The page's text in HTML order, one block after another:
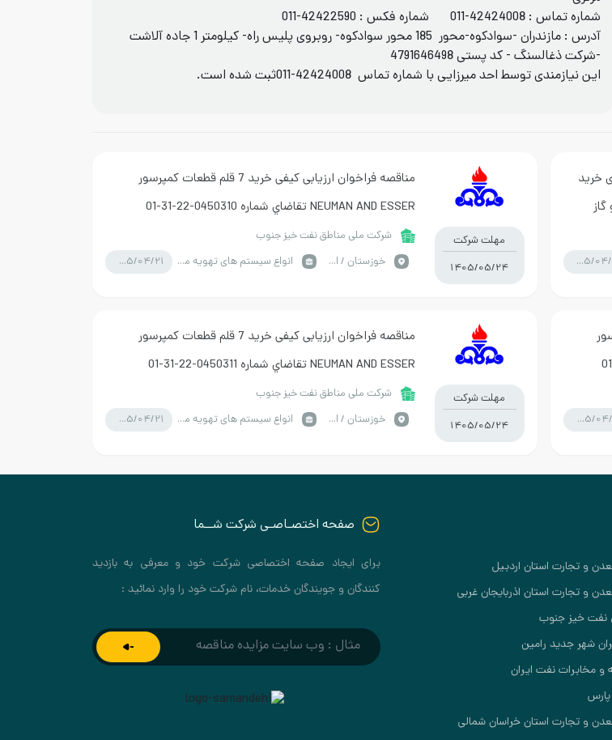
شماره تماس : 011-42424008 شماره فکس : 011-42422590
آدرس : مازندران -سوادکوه-محور 185 محور سوادکوه- روبروی پلیس راه- کیلومتر 1 جاده آلاشت
-شرکت ذغالسنگ - کد پستی 4791646498
این نیازمندی توسط احد میرزایی با شماره تماس 011-42424008ثبت شده است.
خرید
1405/04/17
مهلت شرکت
1405/05/24
مناقصه فراخوان ارزیابی کیفی خريد 7 قلم قطعات کمپرسور
NEUMAN AND ESSER تقاضاي شماره 0450310-22-31-01
شرکت ملی مناطق نفت خیز جنوب
خوزستان / اهواز
انواع سیستم های تهویه مطبوع 1405/04/21
1405/04/21
مهلت شرکت
1405/05/24
مناقصه فراخوان ارزیابی کیفی خريد 7 قلم قطعات کمپرسور
NEUMAN AND ESSER تقاضاي شماره 0450311-22-31-01
شرکت ملی مناطق نفت خیز جنوب
خوزستان / اهواز
انواع سیستم های تهویه مطبوع 1405/04/21
و تجارت استان اردبیل
و تجارت استان اذربایجان غربی
نفت خیز جنوب
شهر جدید رامین
مخابرات نفت ایران
و تجارت استان خراسان شمالی
صفحه اختصـاصـی شرکت شــما
برای ایجاد صفحه اختصاصی شرکت خود و معرفی به بازدید
کنندگان و جویندگان خدمات، نام شرکت خود را وارد نمائید :